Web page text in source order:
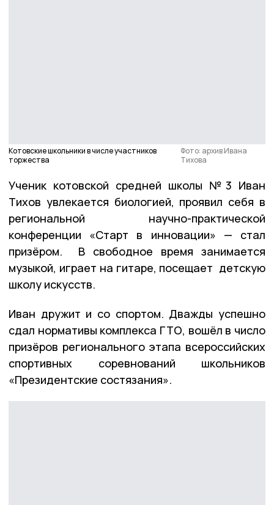
Котовские школьники в числе участников
торжества
Фото: архив Ивана
Тихова
Ученик котовской средней школы №3 Иван
Тихов увлекается биологией, проявил себя в
региональной научно-практической
конференции «Старт в инновации» — стал
призёром. В свободное время занимается
музыкой, играет на гитаре, посещает детскую
школу искусств.
Иван дружит и со спортом. Дважды успешно
сдал нормативы комплекса ГТО, вошёл в число
призёров регионального этапа всероссийских
спортивных соревнований школьников
«Президентские состязания».